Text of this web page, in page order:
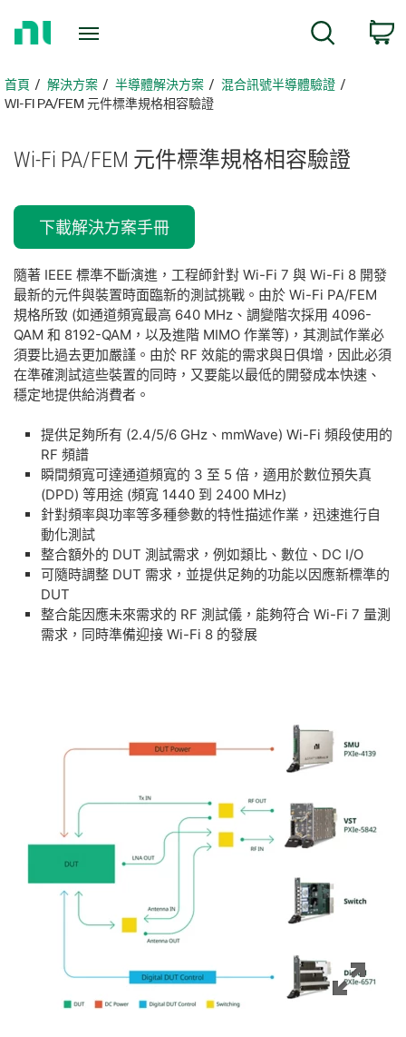
頁首頁 解決方案 半導體解決方案
​混合訊號半導體驗證
​WI-FI PA/FEM 元件標準規格相容驗證​
Wi-Fi PA/FEM 元件標準規格相容驗證
下載解決方案手冊
隨著 IEEE 標準不斷演進，工程師針對 Wi-Fi 7 與 Wi-Fi 8 開發
最新的元件與裝置時面臨新的測試挑戰。由於 Wi-Fi PA/FEM
規格所致 (如通道頻寬最高 640 MHz、調變階次採用 4096-
QAM 和 8192-QAM，以及進階 MIMO 作業等)，其測試作業必
須要比過去更加嚴謹。由於 RF 效能的需求與日俱增，因此必須
在準確測試這些裝置的同時，又要能以最低的開發成本快速、
穩定地提供給消費者。
​提供足夠所有 (2.4/5/6 GHz、mmWave) Wi-Fi 頻段使用的
RF 頻譜
​瞬間頻寬可達通道頻寬的 3 至 5 倍，適用於數位預失真
(DPD) 等用途 (頻寬 1440 到 2400 MHz)
​針對頻率與功率等多種參數的特性描述作業，迅速進行自
動化測試
​整合額外的 DUT 測試需求，例如類比、數位、DC I/O
​可隨時調整 DUT 需求，並提供足夠的功能以因應新標準的
DUT
​整合能因應未來需求的 RF 測試儀，能夠符合 Wi-Fi 7 量測
需求，同時準備迎接 Wi-Fi 8 的發展